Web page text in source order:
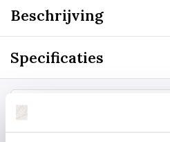
Beschrijving
Specificaties
Staat uw